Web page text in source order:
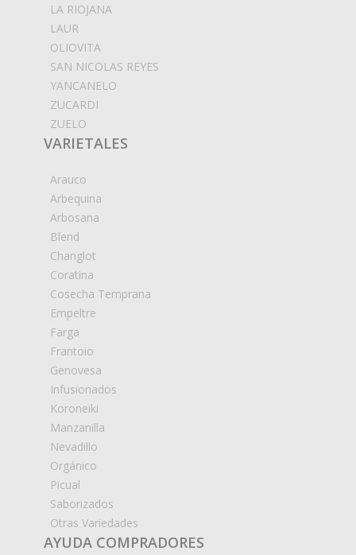
LA RIOJANA
LAUR
OLIOVITA
SAN NICOLAS REYES
YANCANELO
ZUCARDI
ZUELO
VARIETALES
Arauco
Arbequina
Arbosana
Blend
Changlot
Coratina
Cosecha Temprana
Empeltre
Farga
Frantoio
Genovesa
Infusionados
Koroneiki
Manzanilla
Nevadillo
Orgánico
Picual
Saborizados
Otras Variedades
AYUDA COMPRADORES